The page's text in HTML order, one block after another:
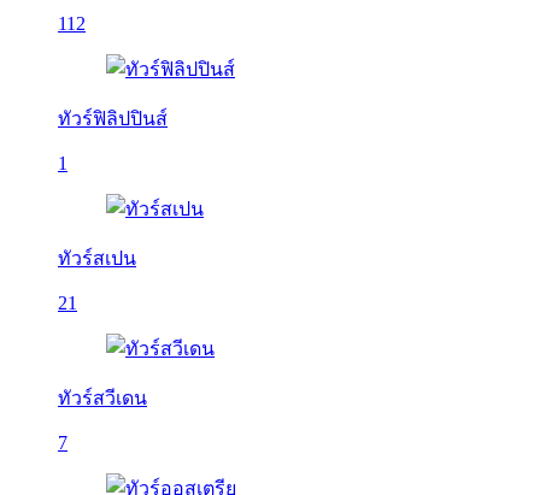
112
ทัวร์ฟิลิปปินส์
1
ทัวร์สเปน
21
ทัวร์สวีเดน
7